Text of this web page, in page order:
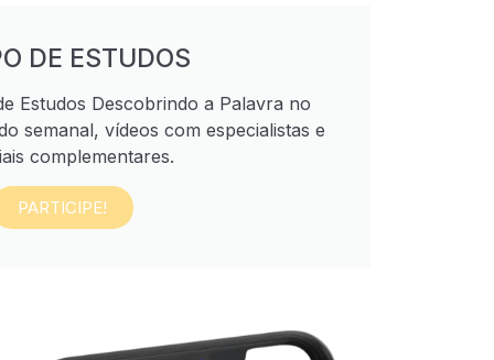
DE ESTUDOS
Estudos Descobrindo a Palavra no
semanal, vídeos com especialistas e
complementares.
PARTICIPE!